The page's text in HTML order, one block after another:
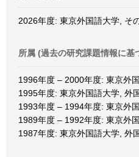
2026年度: 東京外国語大学, そ
所属 (過去の研究課題情報に基
1996年度 – 2000年度: 東京外
1995年度: 東京外国語大学, 外
1993年度 – 1994年度: 東京外
1989年度 – 1992年度: 東京外
1987年度: 東京外国語大学, 外